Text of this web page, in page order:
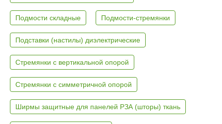
Подмости складные Подмости-стремянки
Подставки (настилы) диэлектрические
Стремянки с вертикальной опорой
Стремянки с симметричной опорой
Ширмы защитные для панелей РЗА (шторы) ткань